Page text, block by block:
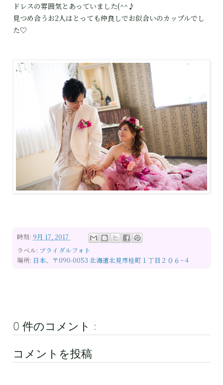
ドレスの雰囲気とあっていました(^^♪
見つめ合うお2人はとっても仲良しでお似合いのカップルでし
た♡
時刻: 9月 17, 2017
ラベル: ブライダルフォト
場所: 日本、〒090-0053 北海道北見市桂町１丁目２０６−４
0 件のコメント :
コメントを投稿